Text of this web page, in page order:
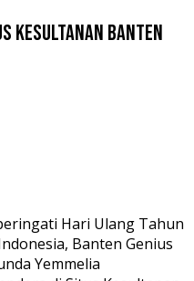
Kesultanan Banten
Hari Ulang Tahun
Banten Genius
Yemmelia